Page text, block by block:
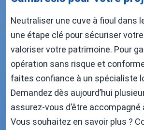
Neutraliser une cuve à fioul dans
une étape clé pour sécuriser
valoriser votre patrimoine. Pour
opération sans risque et
faites confiance à un spécialiste
Demandez dès aujourd’hui
assurez-vous d’être accompagné
Vous souhaitez en savoir plus ?